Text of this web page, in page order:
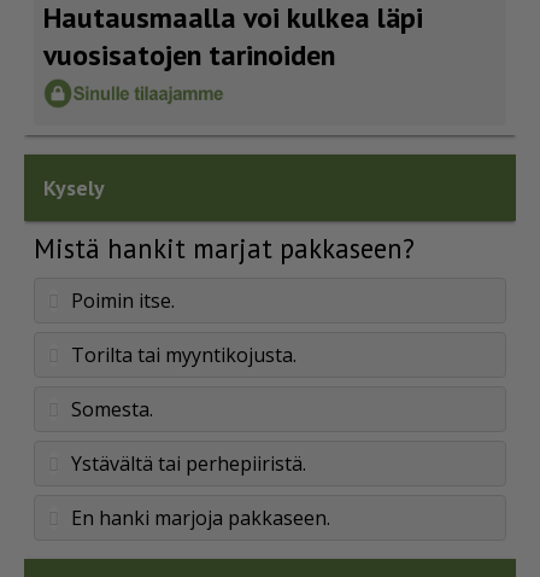
Hautausmaalla voi kulkea läpi
vuosisatojen tarinoiden
Kysely
Mistä hankit marjat pakkaseen?
Poimin itse.
Torilta tai myyntikojusta.
Somesta.
Ystävältä tai perhepiiristä.
En hanki marjoja pakkaseen.